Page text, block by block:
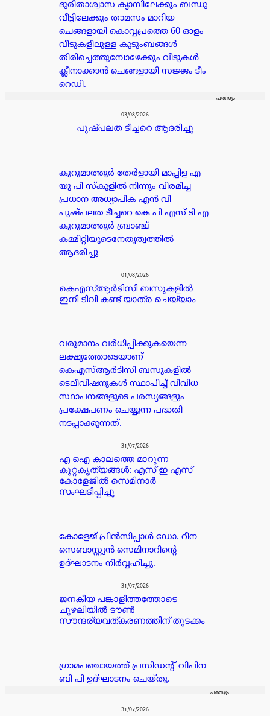
ദുരിതാശ്വാസ ക്യാമ്പിലേക്കും ബന്ധു
വീട്ടിലേക്കും താമസം മാറിയ
ചെങ്ങളായി കൊവ്വപ്രത്തെ 60 ഓളം
വീടുകളിലുള്ള കുടുംബങ്ങൾ
തിരിച്ചെത്തുമ്പോഴേക്കും വീടുകൾ
ക്ലീനാക്കാൻ ചെങ്ങളായി സജ്ജം ടീം
റെഡി.
പരസ്യം
03/08/2026
പുഷ്പലത ടീച്ചറെ ആദരിച്ചു
കുറുമാത്തൂർ തേർളായി മാപ്പിള എ
യു പി സ്കൂളിൽ നിന്നും വിരമിച്ച
പ്രധാന അധ്യാപിക എൻ വി
പുഷ്പലത ടീച്ചറെ കെ പി എസ് ടി എ
കുറുമാത്തൂർ ബ്രാഞ്ച്
കമ്മിറ്റിയുടെനേതൃത്വത്തിൽ
ആദരിച്ചു
01/08/2026
കെഎസ്ആർടിസി ബസുകളിൽ
ഇനി ടിവി കണ്ട് യാത്ര ചെയ്യാം
വരുമാനം വർധിപ്പിക്കുകയെന്ന
ലക്ഷ്യത്തോടെയാണ്
കെഎസ്ആർടിസി ബസുകളിൽ
ടെലിവിഷനുകൾ സ്ഥാപിച്ച് വിവിധ
സ്ഥാപനങ്ങളുടെ പരസ്യങ്ങളും
പ്രക്ഷേപണം ചെയ്യുന്ന പദ്ധതി
നടപ്പാക്കുന്നത്.
31/07/2026
എ ഐ കാലത്തെ മാറുന്ന
കുറ്റകൃത്യങ്ങൾ: എസ് ഇ എസ്
കോളേജിൽ സെമിനാർ
സംഘടിപ്പിച്ചു
കോളേജ് പ്രിൻസിപ്പാൾ ഡോ. റീന
സെബാസ്റ്റ്യൻ സെമിനാറിന്റെ
ഉദ്ഘാടനം നിർവ്വഹിച്ചു.
31/07/2026
ജനകീയ പങ്കാളിത്തത്തോടെ
ചുഴലിയിൽ ടൗൺ
സൗന്ദര്യവത്കരണത്തിന് തുടക്കം
ഗ്രാമപഞ്ചായത്ത് പ്രസിഡന്റ്‌ വിപിന
ബി പി ഉദ്ഘാടനം ചെയ്തു.
പരസ്യം
31/07/2026